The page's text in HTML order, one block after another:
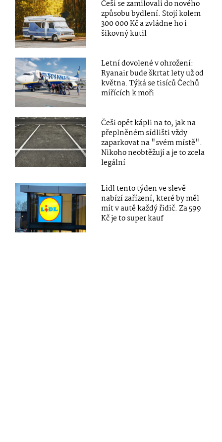
Češi se zamilovali do nového
způsobu bydlení. Stojí kolem
300 000 Kč a zvládne ho i
šikovný kutil
Letní dovolené v ohrožení:
Ryanair bude škrtat lety už od
května. Týká se tisíců Čechů
mířících k moři
Češi opět kápli na to, jak na
přeplněném sídlišti vždy
zaparkovat na "svém místě".
Nikoho neobtěžují a je to zcela
legální
Lidl tento týden ve slevě
nabízí zařízení, které by měl
mít v autě každý řidič. Za 599
Kč je to super kauf